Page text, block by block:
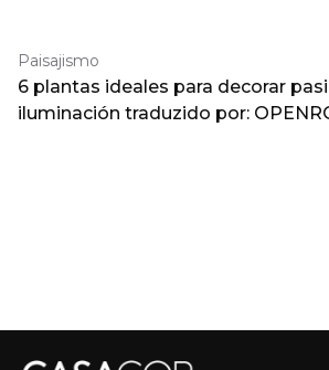
Paisajismo
6 plantas ideales para decorar
iluminación traduzido por: